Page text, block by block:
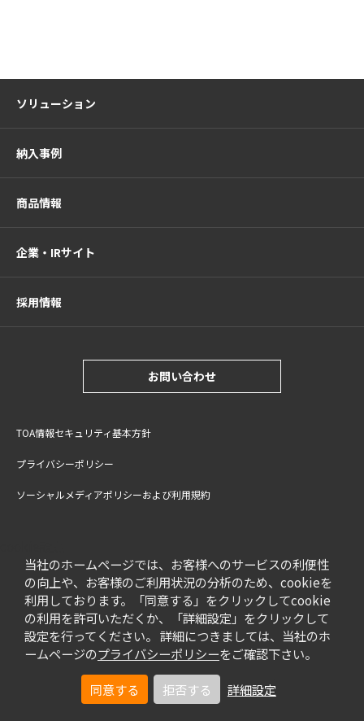
当社のホームページでは、お客様へのサービスの利便性
の向上や、お客様のご利用状況の分析のため、cookieを
利用しております。「同意する」をクリックしてcookie
の利用を許可いただくか、「詳細設定」をクリックして
設定を行ってください。 詳細につきましては、当社のホ
ームページのプライバシーポリシーをご確認下さい。
同意する 拒否する 詳細設定
ソリューション
納入事例
商品情報
企業・IRサイト
採用情報
お問い合わせ
TOA情報セキュリティ基本方針
プライバシーポリシー
ソーシャルメディアポリシーおよび利用規約
特定商取引法に基づく表記
© TOA Corporation. All Rights Reserved.